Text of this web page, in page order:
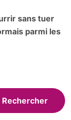
sans tuer
parmi les